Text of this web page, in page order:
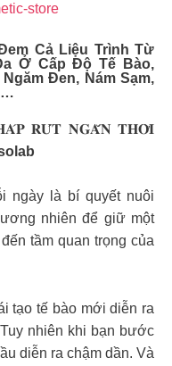
store
Cả Liệu Trình Từ
Ở Cấp Độ Tế Bào,
Đen, Nám Sạm,
𝐑𝐔́𝐓 𝐍𝐆𝐀̆́𝐍 𝐓𝐇𝐎̛̀𝐈
ngày là bí quyết nuôi
nhiên để giữ một
tầm quan trọng của
tạo tế bào mới diễn ra
nhiên khi bạn bước
diễn ra chậm dần. Và